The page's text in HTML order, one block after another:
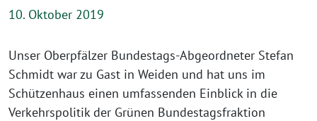
10. Oktober 2019
Unser Oberpfälzer Bundestags-Abgeordneter Stefan
Schmidt war zu Gast in Weiden und hat uns im
Schützenhaus einen umfassenden Einblick in die
Verkehrspolitik der Grünen Bundestagsfraktion